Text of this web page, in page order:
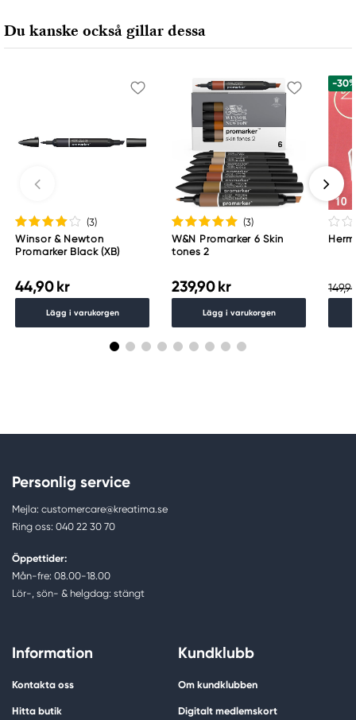
Du kanske också gillar dessa
(3)
Winsor & Newton
Promarker Black (XB)
44,90 kr
Lägg i varukorgen
(3)
W&N Promarker 6 Skin
tones 2
239,90 kr
Lägg i varukorgen
-
Personlig service
Mejla: customercare@kreatima.se
Ring oss: 040 22 30 70
Öppettider:
Mån-fre: 08.00-18.00
Lör-, sön- & helgdag: stängt
Information
Kontakta oss
Hitta butik
Kundklubb
Om kundklubben
Digitalt medlemskort